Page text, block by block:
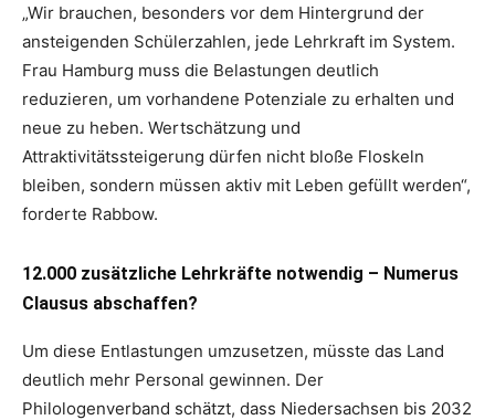
„Wir brauchen, besonders vor dem Hintergrund der
ansteigenden Schülerzahlen, jede Lehrkraft im System.
Frau Hamburg muss die Belastungen deutlich
reduzieren, um vorhandene Potenziale zu erhalten und
neue zu heben. Wertschätzung und
Attraktivitätssteigerung dürfen nicht bloße Floskeln
bleiben, sondern müssen aktiv mit Leben gefüllt werden“,
forderte Rabbow.
12.000 zusätzliche Lehrkräfte notwendig – Numerus
Clausus abschaffen?
Um diese Entlastungen umzusetzen, müsste das Land
deutlich mehr Personal gewinnen. Der
Philologenverband schätzt, dass Niedersachsen bis 2032